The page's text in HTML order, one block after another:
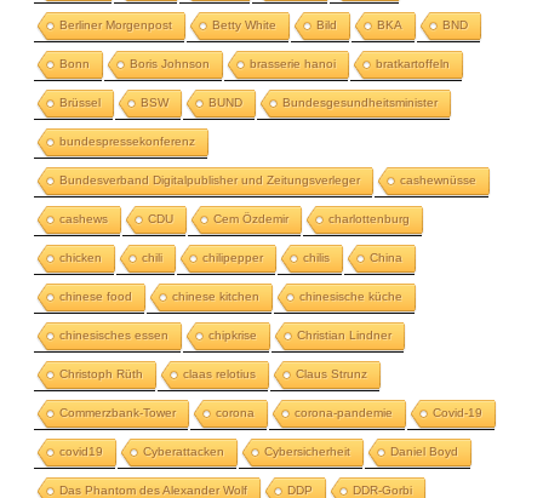
Berliner Morgenpost Betty White Bild BKA BND
Bonn Boris Johnson brasserie hanoi bratkartoffeln
Brüssel BSW BUND Bundesgesundheitsminister
bundespressekonferenz
Bundesverband Digitalpublisher und Zeitungsverleger cashewnüsse
cashews CDU Cem Özdemir charlottenburg
chicken chili chilipepper chilis China
chinese food chinese kitchen chinesische küche
chinesisches essen chipkrise Christian Lindner
Christoph Rüth claas relotius Claus Strunz
Commerzbank-Tower corona corona-pandemie Covid-19
covid19 Cyberattacken Cybersicherheit Daniel Boyd
Das Phantom des Alexander Wolf DDP DDR-Gorbi